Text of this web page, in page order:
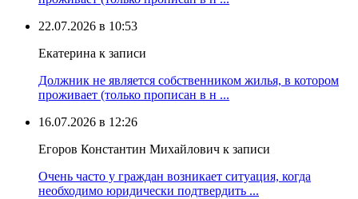
22.07.2026 в 10:53
Екатерина к записи
Должник не является собственником жилья, в котором
проживает (только прописан в н ...
16.07.2026 в 12:26
Егоров Константин Михайлович к записи
Очень часто у граждан возникает ситуация, когда
необходимо юридически подтвердить ...